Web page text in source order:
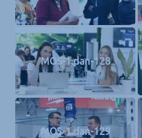
MOS-1.dan-128
MOS-1.dan-129